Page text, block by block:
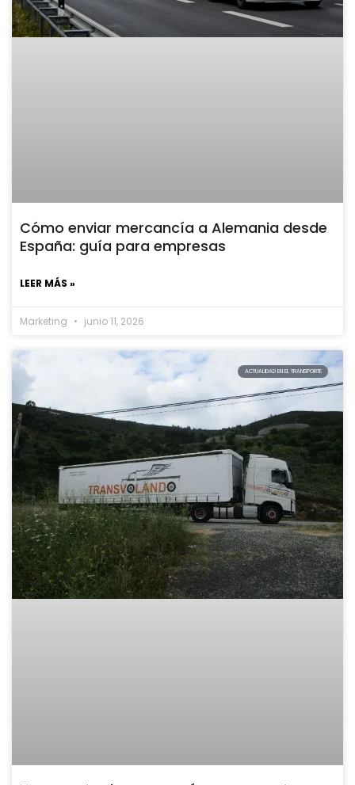
Cómo enviar mercancía a Alemania desde
España: guía para empresas
LEER MÁS »
Marketing junio 11, 2026
ACTUALIDAD EN EL TRANSPORTE